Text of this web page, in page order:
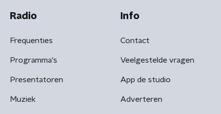
Radio
Frequenties
Programma's
Presentatoren
Muziek
Info
Contact
Veelgestelde vragen
App de studio
Adverteren